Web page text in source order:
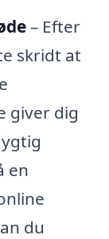
– Efter
skridt at
giver dig
en
du